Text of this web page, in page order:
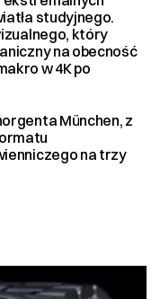
studyjnego.
który
na obecność
w 4K po
München, z
na trzy